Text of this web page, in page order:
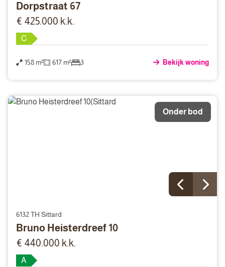
Dorpstraat 67
€ 425.000 k.k.
C
158 m² 617 m² 3 Bekijk woning
Onder bod
6132 TH Sittard
Bruno Heisterdreef 10
€ 440.000 k.k.
A